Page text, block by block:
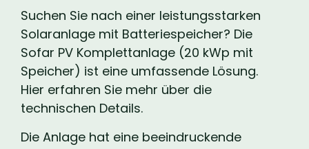
Suchen Sie nach einer leistungsstarken
Solaranlage mit Batteriespeicher? Die
Sofar PV Komplettanlage (20 kWp mit
Speicher) ist eine umfassende Lösung.
Hier erfahren Sie mehr über die
technischen Details.
Die Anlage hat eine beeindruckende